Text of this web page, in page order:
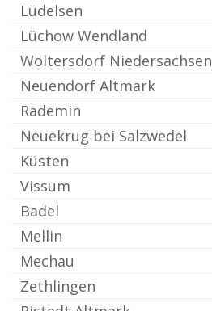
Lüdelsen
Lüchow Wendland
Woltersdorf Niedersachsen
Neuendorf Altmark
Rademin
Neuekrug bei Salzwedel
Küsten
Vissum
Badel
Mellin
Mechau
Zethlingen